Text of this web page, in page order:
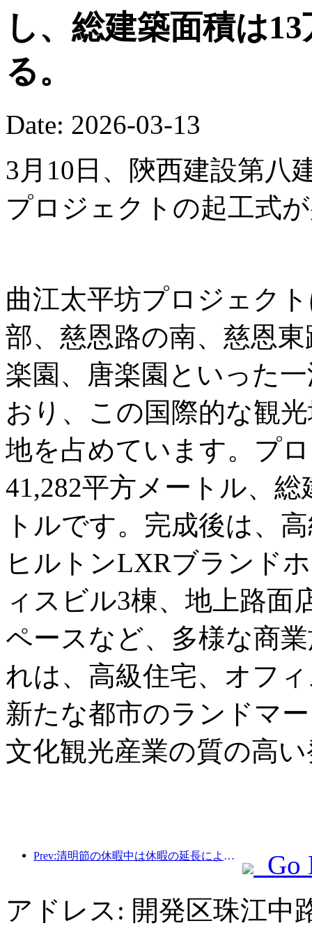
し、総建築面積は
る。
Date: 2026-03-13
3月10日、陝西建設第八
プロジェクトの起工式
曲江太平坊プロジェク
部、慈恩路の南、慈恩
楽園、唐楽園といった
おり、この国際的な観
地を占めています。プ
41,282平方メートル、
トルです。完成後は、
ヒルトンLXRブランド
ィスビル3棟、地上路面
ペースなど、多様な商
れは、高級住宅、オフ
新たな都市のランドマ
文化観光産業の質の高
Prev:清明節の休暇中は休暇の延長により旅行が急増し、多くの都市で外出や花見のために訪問者数が増加した。
Go
アドレス: 開発区珠江中